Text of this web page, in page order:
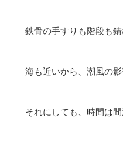
鉄骨の手すりも階段も
海も近いから、潮風の影
それにしても、時間は